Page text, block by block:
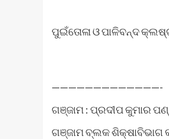
ପୁଇଁତୋଳା ଓ ପାଳିବନ୍ଦ
—————————————-
ଗଞ୍ଜାମ : ପ୍ରଦୀପ କୁମାର
ଗଞ୍ଜାମ ବ୍ଲକ ଶିକ୍ଷାବିଭାଗ